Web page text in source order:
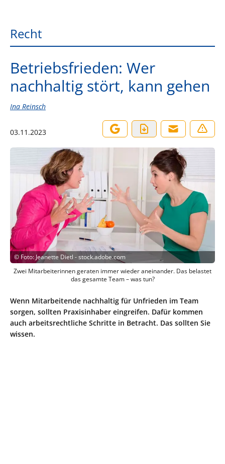
Recht
Betriebsfrieden: Wer
nachhaltig stört, kann gehen
Ina Reinsch
03.11.2023
©Foto: Jeanette Dietl - stock.adobe.com
Zwei Mitarbeiterinnen geraten immer wieder aneinander. Das belastet
das gesamte Team – was tun?
Wenn Mitarbeitende nachhaltig für Unfrieden im Team
sorgen, sollten Praxisinhaber eingreifen. Dafür kommen
auch arbeitsrechtliche Schritte in Betracht. Das sollten Sie
wissen.